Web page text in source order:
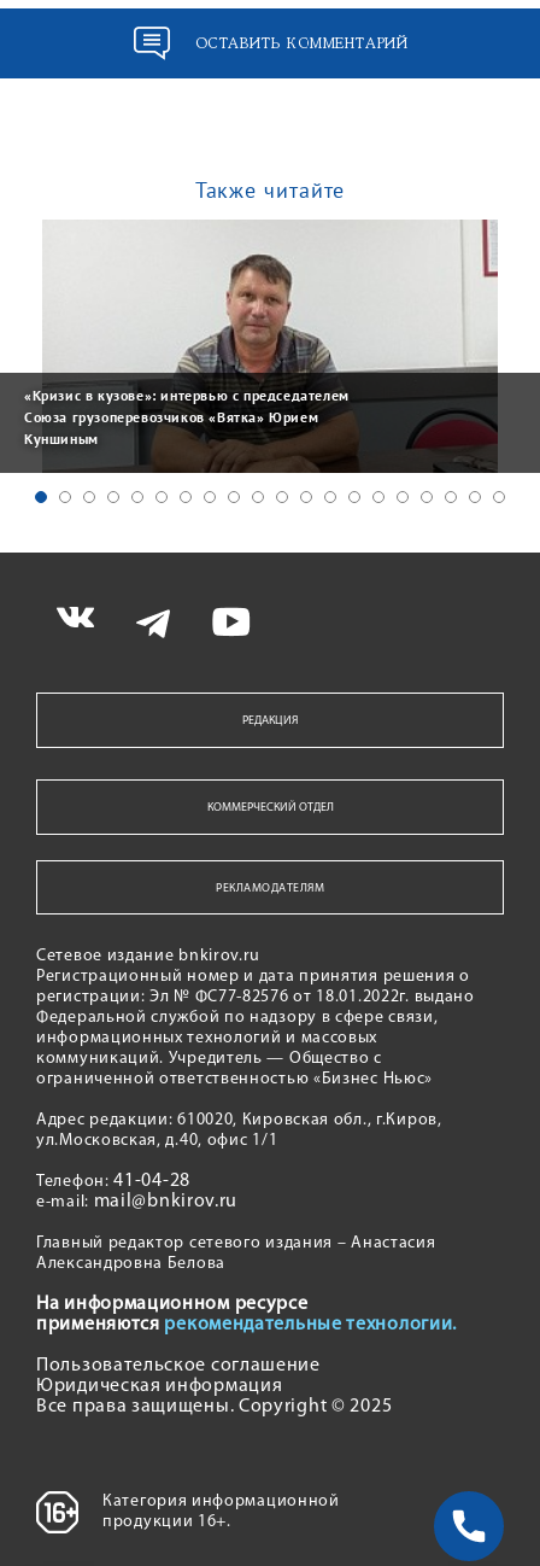
ОСТАВИТЬ КОММЕНТАРИЙ
Также читайте
«Кризис в кузове»: интервью с председателем
Союза грузоперевозчиков «Вятка» Юрием
Куншиным
РЕДАКЦИЯ
КОММЕРЧЕСКИЙ ОТДЕЛ
РЕКЛАМОДАТЕЛЯМ
Сетевое издание bnkirov.ru
Регистрационный номер и дата принятия решения о
регистрации: Эл № ФС77-82576 от 18.01.2022г. выдано
Федеральной службой по надзору в сфере связи,
информационных технологий и массовых
коммуникаций. Учредитель — Общество с
ограниченной ответственностью «Бизнес Ньюс»
Адрес редакции: 610020, Кировская обл., г.Киров,
ул.Московская, д.40, офис 1/1
Телефон:41-04-28
e-mail: mail@bnkirov.ru
Главный редактор сетевого издания – Анастасия
Александровна Белова
На информационном ресурсе
применяются рекомендательные технологии.
Пользовательское соглашение
Юридическая информация
Все права защищены. Copyright © 2025
Категория информационной
продукции 16+.